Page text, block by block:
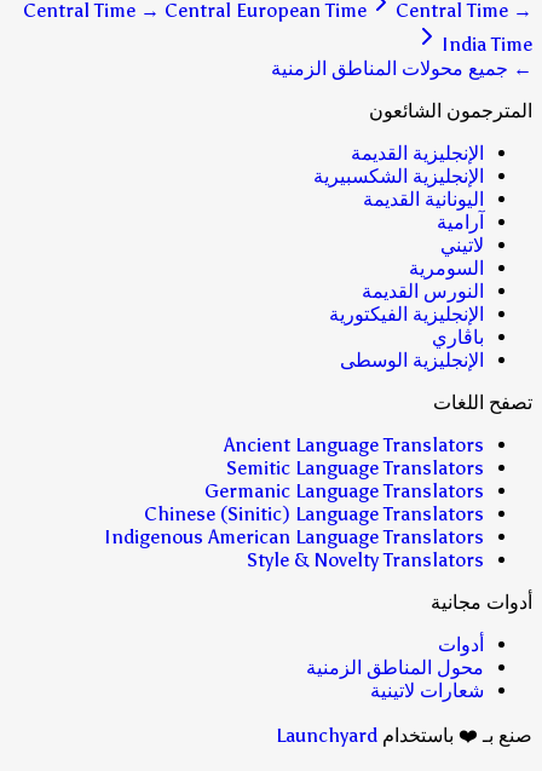
Central Time → Central European Time Central Time →
India Time
← جميع محولات المناطق الزمنية
المترجمون الشائعون
الإنجليزية القديمة
الإنجليزية الشكسبيرية
اليونانية القديمة
آرامية
لاتيني
السومرية
النورس القديمة
الإنجليزية الفيكتورية
باڤاري
الإنجليزية الوسطى
تصفح اللغات
Ancient Language Translators
Semitic Language Translators
Germanic Language Translators
Chinese (Sinitic) Language Translators
Indigenous American Language Translators
Style & Novelty Translators
أدوات مجانية
أدوات
محول المناطق الزمنية
شعارات لاتينية
صنع بـ ❤️ باستخدام Launchyard